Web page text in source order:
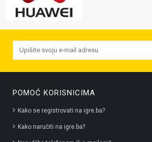
POMOĆ KORISNICIMA
Kako se registrovati na igre.ba?
Kako naručiti na igre.ba?